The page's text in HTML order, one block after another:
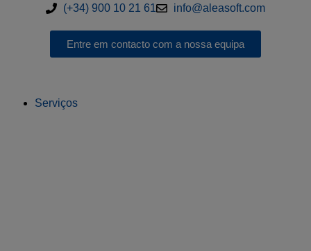
(+34) 900 10 21 61 info@aleasoft.com
Entre em contacto com a nossa equipa
Serviços